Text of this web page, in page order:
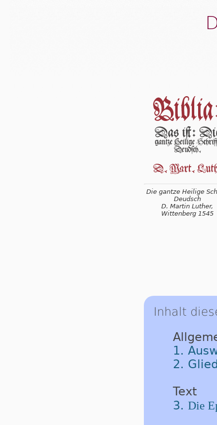
Die gantze Heilige
Deudsch
D. Martin Luther,
Wittenberg 1545
Inhalt
1.
2.
Text
3. Die